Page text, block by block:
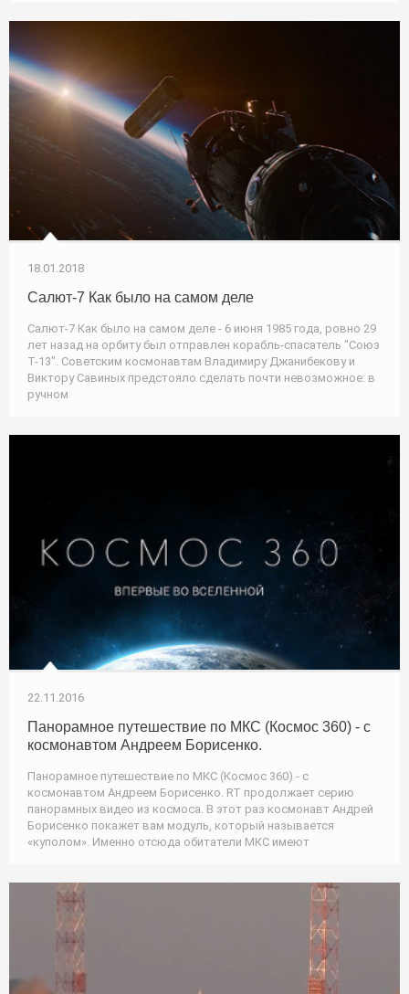
18.01.2018
Салют-7 Как было на самом деле
Салют-7 Как было на самом деле - 6 июня 1985 года, ровно 29
лет назад на орбиту был отправлен корабль-спасатель "Союз
Т-13". Советским космонавтам Владимиру Джанибекову и
Виктору Савиных предстояло сделать почти невозможное: в
ручном
22.11.2016
Панорамное путешествие по МКС (Космос 360) - с
космонавтом Андреем Борисенко.
Панорамное путешествие по МКС (Космос 360) - с
космонавтом Андреем Борисенко. RT продолжает серию
панорамных видео из космоса. В этот раз космонавт Андрей
Борисенко покажет вам модуль, который называется
«куполом». Именно отсюда обитатели МКС имеют